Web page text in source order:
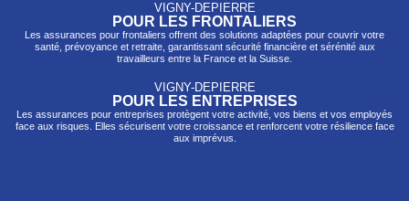
VIGNY-DEPIERRE
POUR LES FRONTALIERS
Les assurances pour frontaliers offrent des solutions adaptées pour couvrir votre
santé, prévoyance et retraite, garantissant sécurité financière et sérénité aux
travailleurs entre la France et la Suisse.
VIGNY-DEPIERRE
POUR LES ENTREPRISES
Les assurances pour entreprises protègent votre activité, vos biens et vos employés
face aux risques. Elles sécurisent votre croissance et renforcent votre résilience face
aux imprévus.